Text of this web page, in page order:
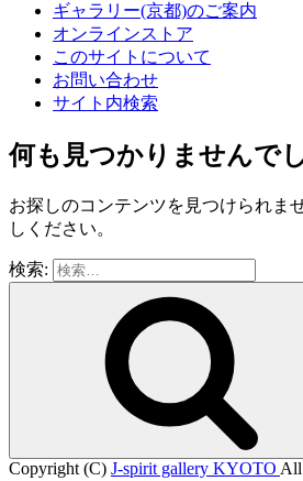
ギャラリー(京都)のご案内
オンラインストア
このサイトについて
お問い合わせ
サイト内検索
何も見つかりませんで
お探しのコンテンツを見つけられま
しください。
検索:
Copyright (C) J-spirit gallery KYOTO All